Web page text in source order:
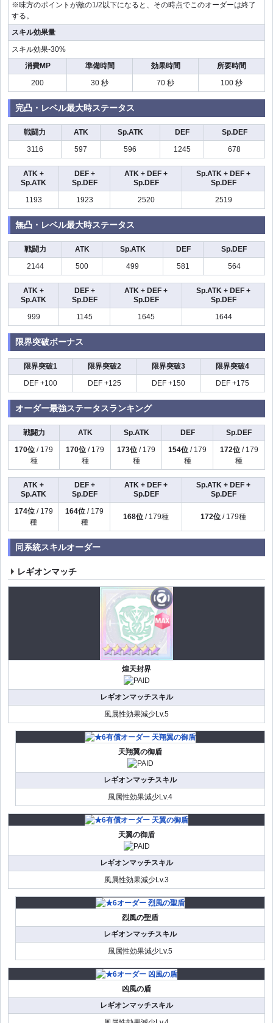
※味方のポイントが敵の1/2以下になると、その時点でこのオーダーは終了
する。
スキル効果量
スキル効果-30%
消費MP
準備時間 効果時間
所要時間
200
30 秒 70 秒 100 秒
完凸・レベル最大時ステータス
戦闘力 ATK Sp.ATK DEF
Sp.DEF
3116
597 596 1245 678
ATK +
Sp.ATK
DEF +
Sp.DEF
ATK + DEF +
Sp.DEF
Sp.ATK + DEF +
Sp.DEF
1193
1923 2520 2519
無凸・レベル最大時ステータス
戦闘力 ATK Sp.ATK DEF
Sp.DEF
2144
500 499 581 564
ATK +
Sp.ATK
DEF +
Sp.DEF
ATK + DEF +
Sp.DEF
Sp.ATK + DEF +
Sp.DEF
999
1145 1645 1644
限界突破ボーナス
限界突破1 限界突破2 限界突破3
限界突破4
DEF +100
DEF +125 DEF +150 DEF +175
オーダー最強ステータスランキング
戦闘力 ATK Sp.ATK DEF
Sp.DEF
170位 / 179
種
170位 / 179
種
173位 / 179
種
154位 / 179
種
172位/ 179
種
ATK +
Sp.ATK
DEF +
Sp.DEF
ATK + DEF +
Sp.DEF
Sp.ATK + DEF +
Sp.DEF
174位/ 179
種
164位 / 179
種
168位 / 179種 172位 / 179種
同系統スキルオーダー
レギオンマッチ
煌天封界
レギオンマッチスキル
風属性効果減少Lv.5
天翔翼の御盾
レギオンマッチスキル
風属性効果減少Lv.4
天翼の御盾
レギオンマッチスキル
風属性効果減少Lv.3
烈風の聖盾
レギオンマッチスキル
風属性効果減少Lv.5
凶風の盾
レギオンマッチスキル